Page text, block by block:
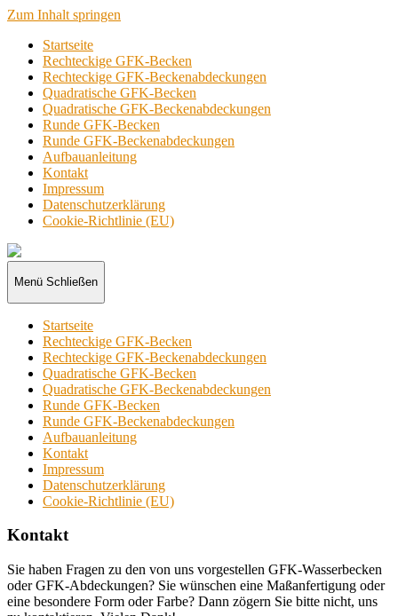
Zum Inhalt springen
Startseite
Rechteckige GFK-Becken
Rechteckige GFK-Beckenabdeckungen
Quadratische GFK-Becken
Quadratische GFK-Beckenabdeckungen
Runde GFK-Becken
Runde GFK-Beckenabdeckungen
Aufbauanleitung
Kontakt
Impressum
Datenschutzerklärung
Cookie-Richtlinie (EU)
GFK-
Becken
Menü Schließen
Startseite
Rechteckige GFK-Becken
Rechteckige GFK-Beckenabdeckungen
Quadratische GFK-Becken
Quadratische GFK-Beckenabdeckungen
Runde GFK-Becken
Runde GFK-Beckenabdeckungen
Aufbauanleitung
Kontakt
Impressum
Datenschutzerklärung
Cookie-Richtlinie (EU)
Kontakt
Sie haben Fragen zu den von uns vorgestellen GFK-Wasserbecken
oder GFK-Abdeckungen? Sie wünschen eine Maßanfertigung oder
eine besondere Form oder Farbe? Dann zögern Sie bitte nicht, uns